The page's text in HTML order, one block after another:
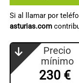
Si al llamar por
asturias.com
Precio
mínimo
230 €